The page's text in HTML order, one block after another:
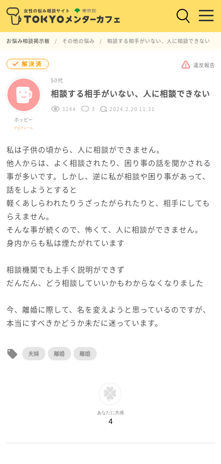
お悩み相談掲示板 その他の悩み 相談する相手がいない、人に相談できない
解決済 違反報告
ホッピー
プロフィール
50代
相談する相手がいない、人に相談できない
3244 3 2024.2.20 11:31
私は子供の頃から、人に相談ができません。
他人からは、よく相談されたり、困り事の話を聞かされる
事が多いです。しかし、逆に私が相談や困り事があって、
話をしようとすると
軽くあしらわれたりうざったがられたりと、相手にしても
らえません。
そんな事が続くので、怖くて、人に相談ができません。
身内からも私は煙たがれています
相談機関でも上手く説明ができず
だんだん、どう相談していいかもわからなくなりました
今、離婚に際して、名を変えようと思っているのですが、
本当にすべきかどうか未だに迷っています。
local_offer 夫婦 離婚 離婚
あなたに共感
4